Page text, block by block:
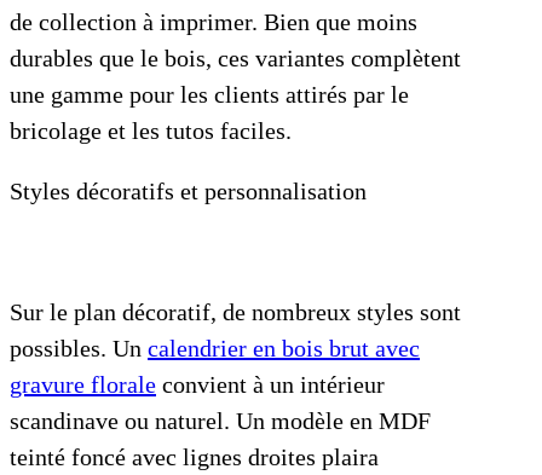
de collection à imprimer. Bien que moins
durables que le bois, ces variantes complètent
une gamme pour les clients attirés par le
bricolage et les tutos faciles.
Styles décoratifs et personnalisation
Sur le plan décoratif, de nombreux styles sont
possibles. Un calendrier en bois brut avec
gravure florale convient à un intérieur
scandinave ou naturel. Un modèle en MDF
teinté foncé avec lignes droites plaira